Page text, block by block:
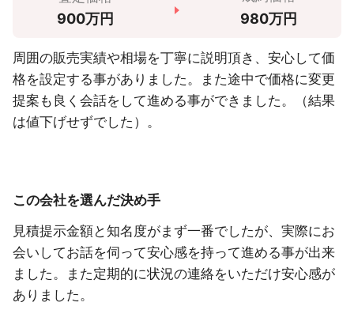
900万円 980万円
周囲の販売実績や相場を丁寧に説明頂き、安心して価
格を設定する事がありました。また途中で価格に変更
提案も良く会話をして進める事ができました。（結果
は値下げせずでした）。
この会社を選んだ決め手
見積提示金額と知名度がまず一番でしたが、実際にお
会いしてお話を伺って安心感を持って進める事が出来
ました。また定期的に状況の連絡をいただけ安心感が
ありました。